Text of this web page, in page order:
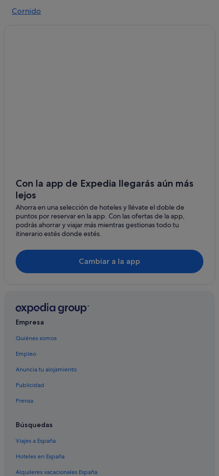
Cabañas en Portosín
Casas de campo en Porto do Son
Campings de caravanas en Portosín
Porto do Son hoteles
Hoteles románticos en Porto do Son
Barona hoteles
Hoteles de 3 estrellas en Muros
Hoteles de 4 estrellas en Barona
Casas rurales en Porto do Son
Hoteles cerca de Antigua fortaleza celta Castro de
Baroña
B&B en Porto do Son
Casas barco en Porto do Son
Cornido
Con la app de Expedia llegarás aún más
lejos
Ahorra en una selección de hoteles y llévate el doble de
puntos por reservar en la app. Con las ofertas de la app,
podrás ahorrar y viajar más mientras gestionas todo tu
itinerario estés donde estés.
Cambiar a la app
Empresa
Quiénes somos
Empleo
Anuncia tu alojamiento
Publicidad
Prensa
Búsquedas
Viajes a España
Hoteles en España
Alquileres vacacionales España